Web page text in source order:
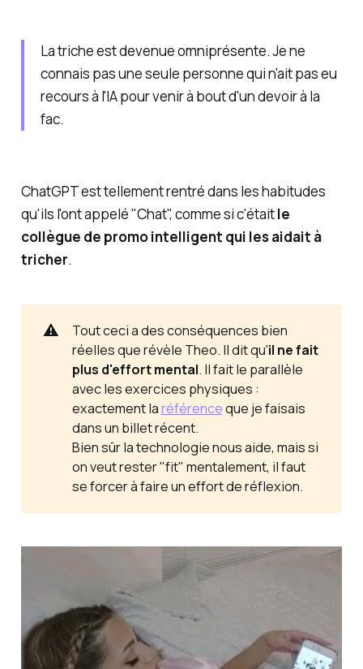
La triche est devenue omniprésente. Je ne
connais pas une seule personne qui n'ait pas eu
recours à l'IA pour venir à bout d'un devoir à la
fac.
ChatGPT est tellement rentré dans les habitudes
qu'ils l'ont appelé "Chat", comme si c'étaitle
collègue de promo intelligent qui les aidait à
tricher.
⚠️
Tout ceci a des conséquences bien
réelles que révèle Theo. Il dit qu'il ne fait
plus d'effort mental. Il fait le parallèle
avec les exercices physiques :
exactementlaréférenceque je faisais
dans un billet récent.
Bien sûr la technologie nous aide, mais si
on veut rester "fit" mentalement, il faut
se forcer à faire un effort de réflexion.